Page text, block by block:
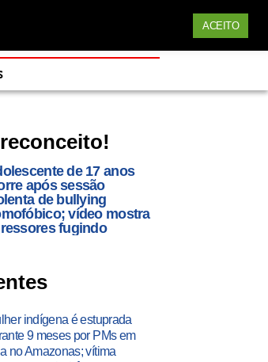
ACEITO
de 17 anos
após sessão
de bullying
vídeo mostra
fugindo
indígena é estuprada
9 meses por PMs em
no Amazonas; vítima